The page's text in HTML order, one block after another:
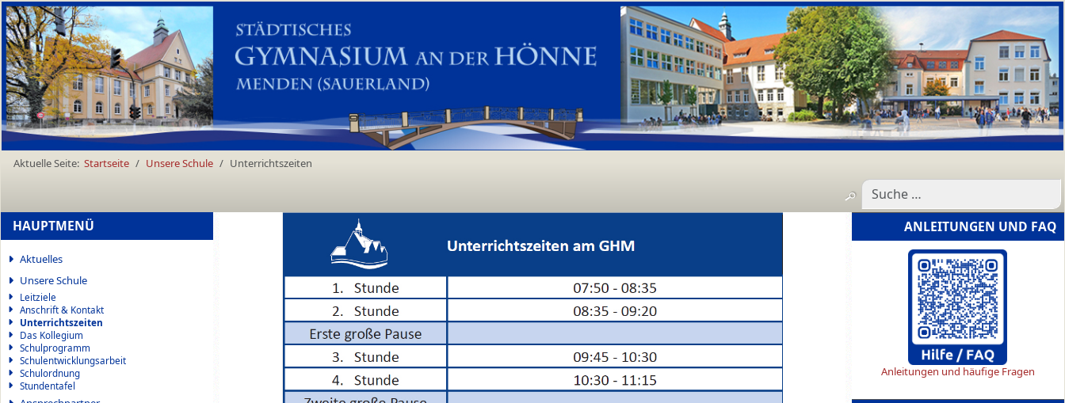
Aktuelle Seite: Startseite Unsere Schule Unterrichtszeiten
HAUPTMENÜ
Aktuelles
Unsere Schule
Leitziele
Anschrift & Kontakt
Unterrichtszeiten
Das Kollegium
Schulprogramm
Schulentwicklungsarbeit
Schulordnung
Stundentafel
ANLEITUNGEN UND FAQ
Anleitungen und häufige Fragen